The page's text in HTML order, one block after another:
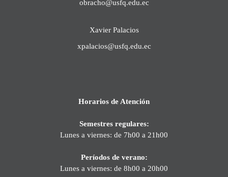
obracho@usfq.edu.ec
Xavier Palacios
xpalacios@usfq.edu.ec
Horarios de Atención
Semestres regulares:
Lunes a viernes: de 7h00 a 21h00
Períodos de verano:
Lunes a viernes: de 8h00 a 20h00